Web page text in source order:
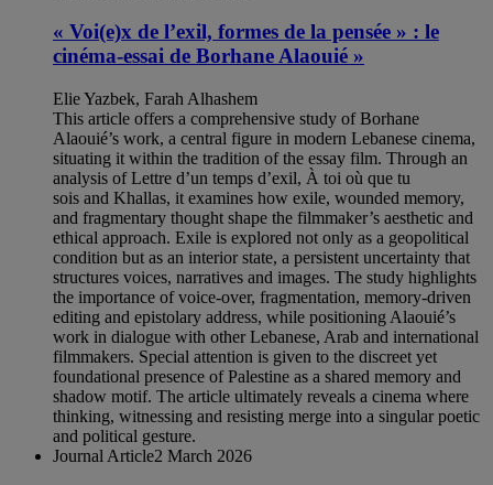
« Voi(e)x de l’exil, formes de la pensée » : le
cinéma-essai de Borhane Alaouié »
Elie Yazbek, Farah Alhashem
This article offers a comprehensive study of Borhane
Alaouié’s work, a central figure in modern Lebanese cinema,
situating it within the tradition of the essay film. Through an
analysis of Lettre d’un temps d’exil, À toi où que tu
sois and Khallas, it examines how exile, wounded memory,
and fragmentary thought shape the filmmaker’s aesthetic and
ethical approach. Exile is explored not only as a geopolitical
condition but as an interior state, a persistent uncertainty that
structures voices, narratives and images. The study highlights
the importance of voice-over, fragmentation, memory-driven
editing and epistolary address, while positioning Alaouié’s
work in dialogue with other Lebanese, Arab and international
filmmakers. Special attention is given to the discreet yet
foundational presence of Palestine as a shared memory and
shadow motif. The article ultimately reveals a cinema where
thinking, witnessing and resisting merge into a singular poetic
and political gesture.
Journal Article2 March 2026